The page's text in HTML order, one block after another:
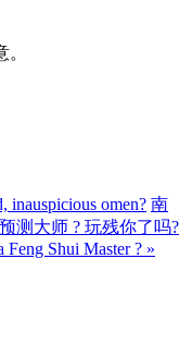
omen? 南
测大师 ? 玩残你了吗?
Feng Shui Master ? »